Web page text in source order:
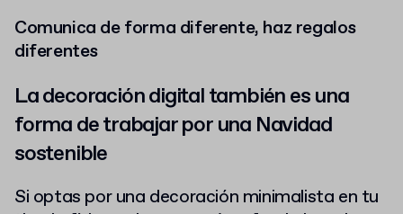
Comunica de forma diferente, haz regalos
diferentes
La decoración digital también es una
forma de trabajar por una Navidad
sostenible
Si optas por una decoración minimalista en tu